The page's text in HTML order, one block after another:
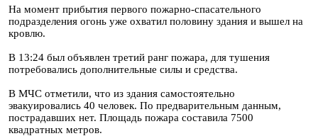
На момент прибытия первого пожарно-спасательного
подразделения огонь уже охватил половину здания и вышел на
кровлю.
В 13:24 был объявлен третий ранг пожара, для тушения
потребовались дополнительные силы и средства.
В МЧС отметили, что из здания самостоятельно
эвакуировались 40 человек. По предварительным данным,
пострадавших нет. Площадь пожара составила 7500
квадратных метров.